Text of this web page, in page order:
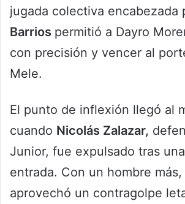
jugada colectiva encabezada
Barrios permitió a Dayro
con precisión y vencer al
Mele.
El punto de inflexión llegó al
cuando Nicolás Zalazar,
Junior, fue expulsado tras
entrada. Con un hombre
aprovechó un contragolpe